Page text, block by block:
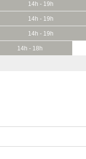
14h - 19h
14h - 19h
14h - 19h
14h - 18h